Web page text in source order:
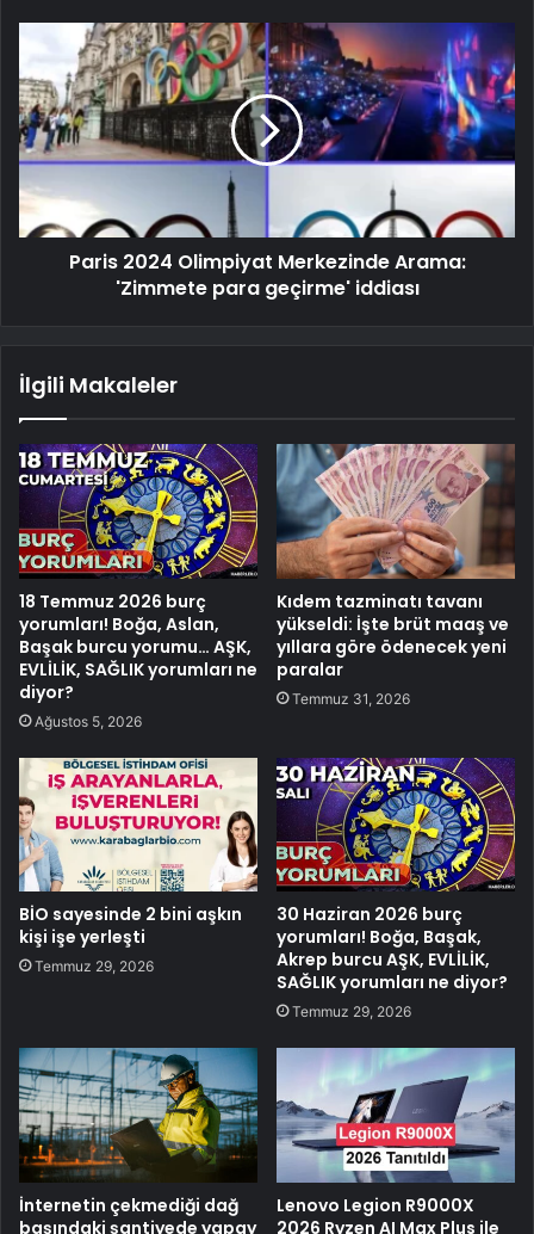
Paris 2024 Olimpiyat Merkezinde Arama:
'Zimmete para geçirme' iddiası
İlgili Makaleler
18 Temmuz 2026 burç
yorumları! Boğa, Aslan,
Başak burcu yorumu… AŞK,
EVLİLİK, SAĞLIK yorumları ne
diyor?
Ağustos 5, 2026
Kıdem tazminatı tavanı
yükseldi: İşte brüt maaş ve
yıllara göre ödenecek yeni
paralar
Temmuz 31, 2026
BİO sayesinde 2 bini aşkın
kişi işe yerleşti
Temmuz 29, 2026
30 Haziran 2026 burç
yorumları! Boğa, Başak,
Akrep burcu AŞK, EVLİLİK,
SAĞLIK yorumları ne diyor?
Temmuz 29, 2026
İnternetin çekmediği dağ
başındaki şantiyede yapay
Lenovo Legion R9000X
2026 Ryzen AI Max Plus ile